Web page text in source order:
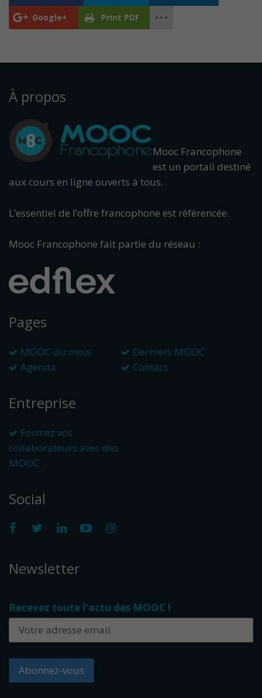
Google+ Print PDF
À propos
Mooc Francophone
est un portail destiné
aux cours en ligne ouverts à tous.
L’essentiel de l’offre francophone est référencée.
Mooc Francophone fait partie du réseau :
Pages
MOOC du mois
Derniers MOOC
Agenda
Contact
Entreprise
Formez vos
collaborateurs avec des
MOOC
Social
Newsletter
Recevez toute l'actu des MOOC !